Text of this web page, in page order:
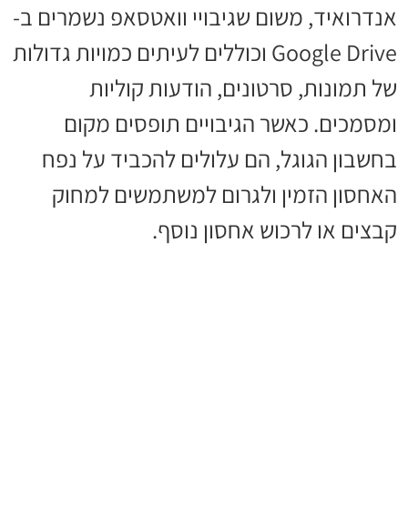
אנדרואיד, משום שגיבויי וואטסאפ נשמרים ב-
Google Drive וכוללים לעיתים כמויות גדולות
של תמונות, סרטונים, הודעות קוליות
ומסמכים. כאשר הגיבויים תופסים מקום
בחשבון הגוגל, הם עלולים להכביד על נפח
האחסון הזמין ולגרום למשתמשים למחוק
קבצים או לרכוש אחסון נוסף.